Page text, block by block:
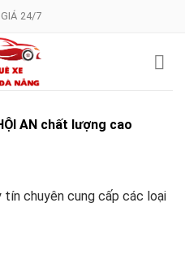
24/7
AN chất lượng cao
tín chuyên cung cấp các loại